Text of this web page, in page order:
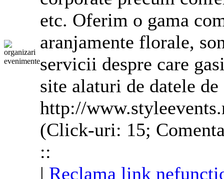
etc. Oferim o gama
aranjamente florale,
servicii despre care
site alaturi de datele
http://
(Click-uri: 15;
::
| Reclama link